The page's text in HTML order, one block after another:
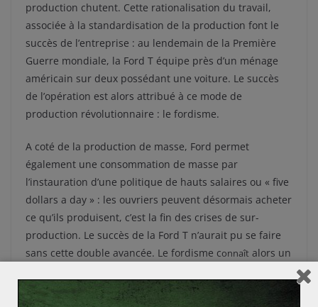
production chutent. Cette rationalisation du travail,
associée à la standardisation de la production font le
succès de l’entreprise : au lendemain de la Première
Guerre mondiale, la Ford T équipe près d’un ménage
américain sur deux possédant une voiture. Le succès
de l’opération est alors attribué à ce mode de
production révolutionnaire : le fordisme.
A coté de la production de masse, Ford permet
également une consommation de masse par
l’instauration d’une politique de hauts salaires ou « five
dollars a day » : les ouvriers peuvent désormais acheter
ce qu’ils produisent, c’est la fin des crises de sur-
production. Le succès de la Ford T n’aurait pu se faire
sans cette double avancée. Le fordisme connaît alors un
Glorieuses ».